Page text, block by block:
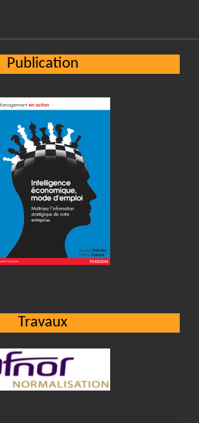
Publication
Travaux